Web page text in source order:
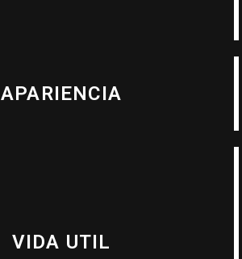
APARIENCIA
VIDA UTIL